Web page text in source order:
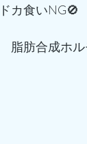
ドカ食いNG🚫
脂肪合成ホル